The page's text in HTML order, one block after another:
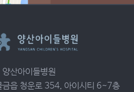
양산아이들병원
금읍 청운로 354, 아이시티 6~7층